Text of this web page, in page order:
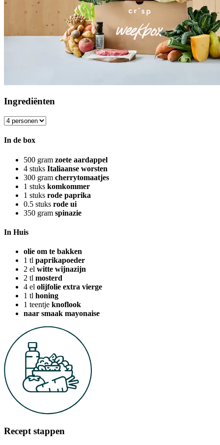
Ingrediënten
In de box
500 gram zoete aardappel
4 stuks Italiaanse worsten
300 gram cherrytomaatjes
1 stuks komkommer
1 stuks rode paprika
0.5 stuks rode ui
350 gram spinazie
In Huis
olie om te bakken
1 tl paprikapoeder
2 el witte wijnazijn
2 tl mosterd
4 el olijfolie extra vierge
1 tl honing
1 teentje knoflook
naar smaak mayonaise
Recept stappen